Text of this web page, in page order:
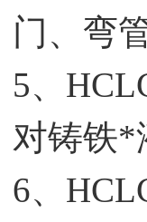
门、弯
5、
对铸铁*
6、